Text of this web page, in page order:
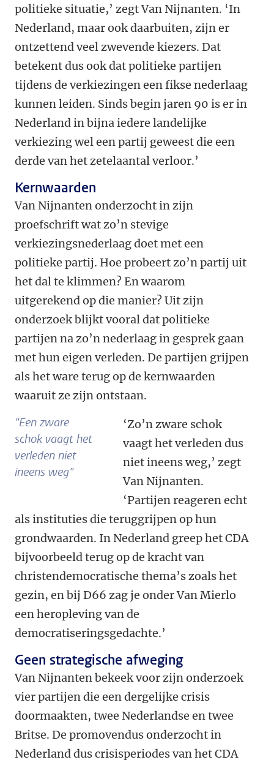
politieke situatie,’ zegt Van Nijnanten. ‘In
Nederland, maar ook daarbuiten, zijn er
ontzettend veel zwevende kiezers. Dat
betekent dus ook dat politieke partijen
tijdens de verkiezingen een fikse nederlaag
kunnen leiden. Sinds begin jaren 90 is er in
Nederland in bijna iedere landelijke
verkiezing wel een partij geweest die een
derde van het zetelaantal verloor.’
Kernwaarden
Van Nijnanten onderzocht in zijn
proefschrift wat zo’n stevige
verkiezingsnederlaag doet met een
politieke partij. Hoe probeert zo’n partij uit
het dal te klimmen? En waarom
uitgerekend op die manier? Uit zijn
onderzoek blijkt vooral dat politieke
partijen na zo’n nederlaag in gesprek gaan
met hun eigen verleden. De partijen grijpen
als het ware terug op de kernwaarden
waaruit ze zijn ontstaan.
"Een zware
schok vaagt het
verleden niet
ineens weg"
‘Zo’n zware schok
vaagt het verleden dus
niet ineens weg,’ zegt
Van Nijnanten.
‘Partijen reageren echt
als instituties die teruggrijpen op hun
grondwaarden. In Nederland greep het CDA
bijvoorbeeld terug op de kracht van
christendemocratische thema’s zoals het
gezin, en bij D66 zag je onder Van Mierlo
een heropleving van de
democratiseringsgedachte.’
Geen strategische afweging
Van Nijnanten bekeek voor zijn onderzoek
vier partijen die een dergelijke crisis
doormaakten, twee Nederlandse en twee
Britse. De promovendus onderzocht in
Nederland dus crisisperiodes van het CDA